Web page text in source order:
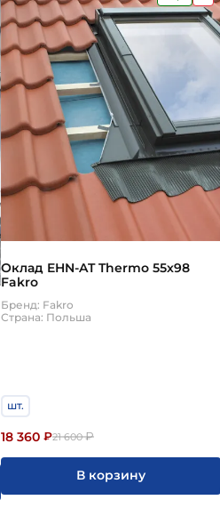
Оклад EHN-AT Thermo 55х98
Fakro
Бренд: Fakro
Страна: Польша
шт.
18 360 ₽21 600₽
В корзину